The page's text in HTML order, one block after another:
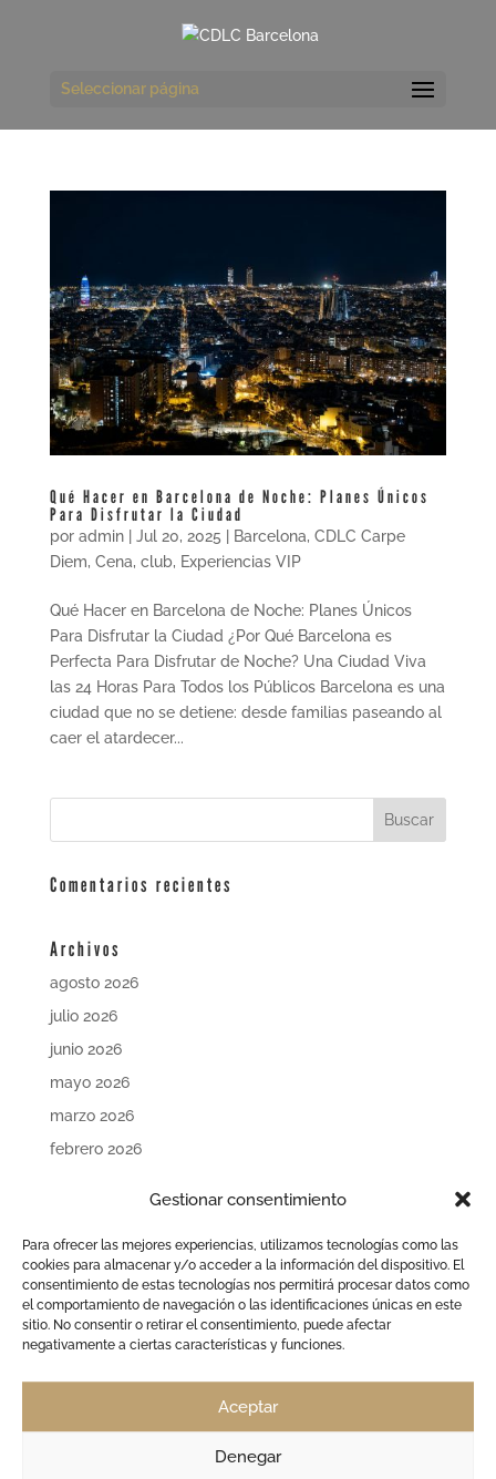
Gestionar consentimiento
Para ofrecer las mejores experiencias, utilizamos tecnologías como las
cookies para almacenar y/o acceder a la información del dispositivo. El
consentimiento de estas tecnologías nos permitirá procesar datos como
el comportamiento de navegación o las identificaciones únicas en este
sitio. No consentir o retirar el consentimiento, puede afectar
negativamente a ciertas características y funciones.
Aceptar
Denegar
Seleccionar página
Qué Hacer en Barcelona de Noche: Planes Únicos
Para Disfrutar la Ciudad
por admin| Jul 20, 2025 Barcelona, CDLC Carpe
Diem, Cena, club, Experiencias VIP
Qué Hacer en Barcelona de Noche: Planes Únicos
Para Disfrutar la Ciudad ¿Por Qué Barcelona es
Perfecta Para Disfrutar de Noche? Una Ciudad Viva
las 24 Horas Para Todos los Públicos Barcelona es una
ciudad que no se detiene: desde familias paseando al
caer el atardecer...
Comentarios recientes
Archivos
agosto 2026
julio 2026
junio 2026
mayo 2026
marzo 2026
febrero 2026
septiembre 2025
agosto 2025
julio 2025
junio 2025
mayo 2025